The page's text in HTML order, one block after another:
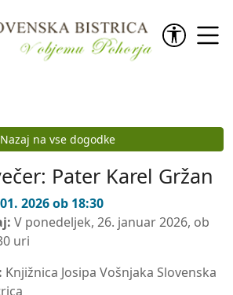
Nazaj na vse dogodke
Pater Karel Gržan
2026 ob 18:30
V ponedeljek, 26. januar 2026, ob
uri
Knjižnica Josipa Vošnjaka Slovenska